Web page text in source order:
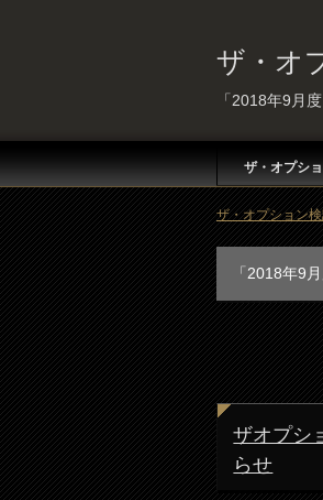
ザ・オ
「2018年9月
ザ・オプシ
ザ・オプション
「2018年9
ザオプシ
らせ